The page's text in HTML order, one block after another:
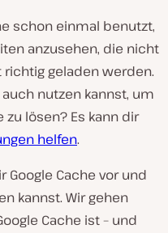
schon einmal benutzt,
anzusehen, die nicht
geladen werden.
nutzen kannst, um
lösen? Es kann dir
helfen.
Cache vor und
kannst. Wir gehen
Cache ist – und